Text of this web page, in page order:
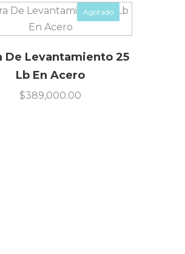
Agotado
De Levantamiento 25
Lb En Acero
$389,000.00